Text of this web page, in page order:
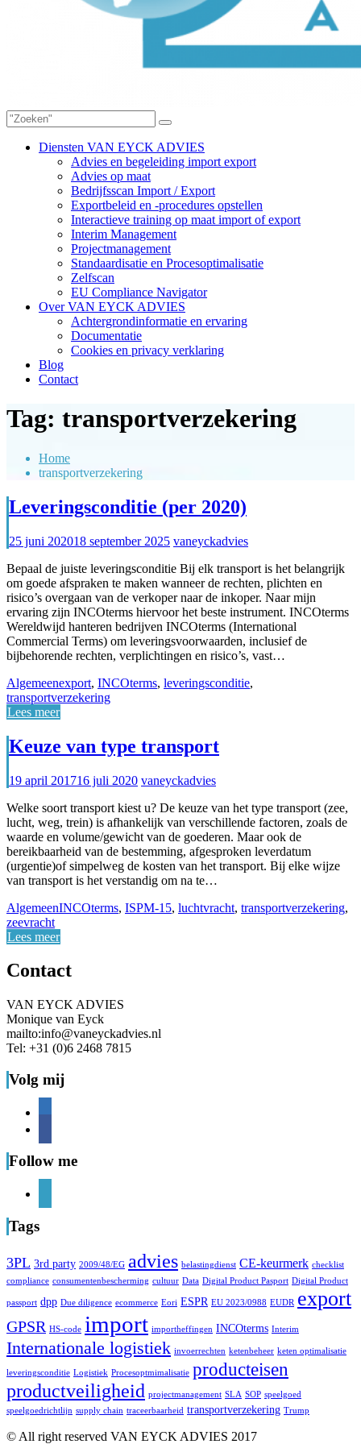
Diensten VAN EYCK ADVIES
Advies en begeleiding import export
Advies op maat
Bedrijfsscan Import / Export
Exportbeleid en -procedures opstellen
Interactieve training op maat import of export
Interim Management
Projectmanagement
Standaardisatie en Procesoptimalisatie
Zelfscan
EU Compliance Navigator
Over VAN EYCK ADVIES
Achtergrondinformatie en ervaring
Documentatie
Cookies en privacy verklaring
Blog
Contact
Tag: transportverzekering
Home
transportverzekering
Leveringsconditie (per 2020)
25 juni 202018 september 2025 vaneyckadvies
Bepaal de juiste leveringsconditie Bij elk transport is het belangrijk
om goede afspraken te maken wanneer de rechten, plichten en
risico’s overgaan van de verkoper naar de inkoper. Naar mijn
ervaring zijn INCOterms hiervoor het beste instrument. INCOterms
Wereldwijd hanteren bedrijven INCOterms (International
Commercial Terms) om leveringsvoorwaarden, inclusief de
bijbehorende rechten, verplichtingen en risico’s, vast…
Algemeenexport, INCOterms, leveringsconditie,
transportverzekering
Lees meer
Keuze van type transport
19 april 201716 juli 2020 vaneyckadvies
Welke soort transport kiest u? De keuze van het type transport (zee,
lucht, weg, trein) is afhankelijk van verschillende factoren, zoals de
waarde en volume/gewicht van de goederen. Maar ook de
bereikbaarheid van de bestemming, afgesproken leverdatum
(urgentie)of simpelweg de kosten van het transport. Bij elke wijze
van transport is het verstandig om na te…
AlgemeenINCOterms, ISPM-15, luchtvracht, transportverzekering,
zeevracht
Lees meer
Contact
VAN EYCK ADVIES
Monique van Eyck
mailto:info@vaneyckadvies.nl
Tel: +31 (0)6 2468 7815
Volg mij
Follow me
Tags
3PL 3rd party 2009/48/EG advies belastingdienst CE-keurmerk checklist
compliance consumentenbescherming cultuur Data Digital Product Pasport Digital Product
passport dpp Due diligence ecommerce Eori ESPR EU 2023/0988 EUDR export
GPSR HS-code import importheffingen INCOterms Interim
Internationale logistiek invoerrechten ketenbeheer keten optimalisatie
leveringsconditie Logistiek Procesoptmimalisatie producteisen
productveiligheid projectmanagement SLA SOP speelgoed
speelgoedrichtlijn supply chain traceerbaarheid transportverzekering Trump
© All right reserved VAN EYCK ADVIES 2017